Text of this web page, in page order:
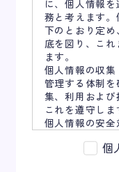
に、個人情報
務と考えます
下のとおり定
底を図り、こ
ます。
個人情報の収集
管理する体制
集、利用および
これを遵守しま
個人情報の安
いなどに関す個